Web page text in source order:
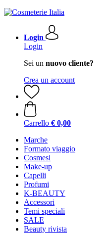
Login
Login
Sei un nuovo cliente?
Crea un account
Carrello € 0,00
Marche
Formato viaggio
Cosmesi
Make-up
Capelli
Profumi
K-BEAUTY
Accessori
Temi speciali
SALE
Beauty rivista